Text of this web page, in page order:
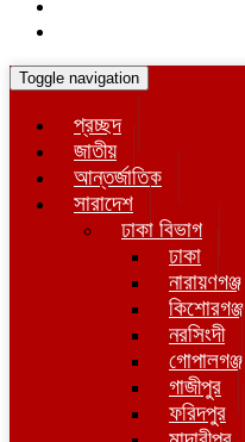
Toggle navigation
প্রচ্ছদ
জাতীয়
আন্তর্জাতিক
সারাদেশ
ঢাকা বিভাগ
ঢাকা
নারায়ণগঞ্জ
কিশোরগঞ্জ
নরসিংদী
গোপালগঞ্জ
গাজীপুর
ফরিদপুর